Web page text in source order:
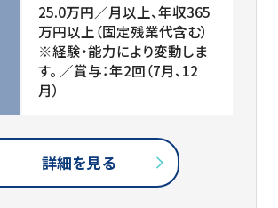
25.0万円／月以上、年収365
万円以上（固定残業代含む）
※経験・能力により変動しま
す。 ／賞与：年2回（7月、12
月）
詳細を見る